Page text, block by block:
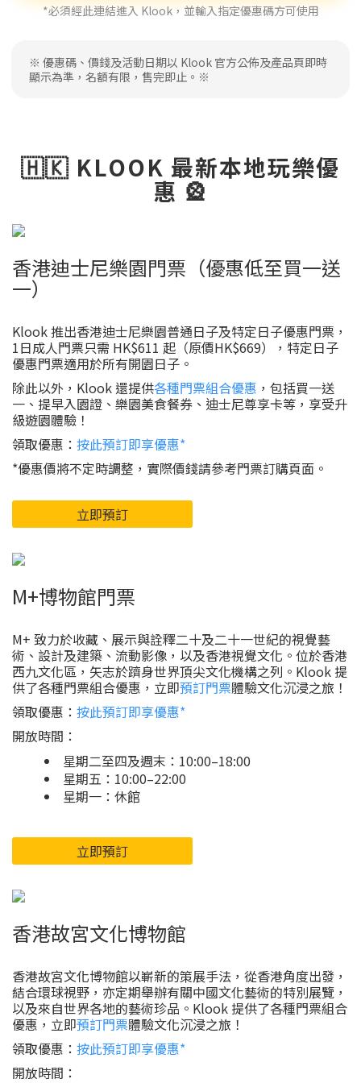
*必須經此連結進入 Klook，並輸入指定優惠碼方可使用
※ 優惠碼、價錢及活動日期以 Klook 官方公佈及產品頁即時
顯示為準，名額有限，售完即止。※
🇭🇰 KLOOK 最新本地玩樂優
惠 🎡
香港迪士尼樂園門票（優惠低至買一送
一）
Klook 推出香港迪士尼樂園普通日子及特定日子優惠門票，
1日成人門票只需 HK$611 起（原價HK$669），特定日子
優惠門票適用於所有開園日子。
除此以外，Klook 還提供各種門票組合優惠 ，包括買一送
一、提早入園證、樂園美食餐券、迪士尼尊享卡等，享受升
級遊園體驗！
領取優惠： 按此預訂即享優惠*
*優惠價將不定時調整，實際價錢請參考門票訂購頁面。
立即預訂
M+博物館門票
M+ 致力於收藏、展示與詮釋二十及二十一世紀的視覺藝
術、設計及建築、流動影像，以及香港視覺文化。位於香港
西九文化區，矢志於躋身世界頂尖文化機構之列。Klook 提
供了各種門票組合優惠，立即預訂門票體驗文化沉浸之旅！
領取優惠： 按此預訂即享優惠*
開放時間：
星期二至四及週末：10:00–18:00
星期五：10:00–22:00
星期一：休館
立即預訂
香港故宮文化博物館
香港故宮文化博物館以嶄新的策展手法，從香港角度出發，
結合環球視野，亦定期舉辦有關中國文化藝術的特別展覽，
以及來自世界各地的藝術珍品。Klook 提供了各種門票組合
優惠，立即預訂門票體驗文化沉浸之旅！
領取優惠： 按此預訂即享優惠*
開放時間：